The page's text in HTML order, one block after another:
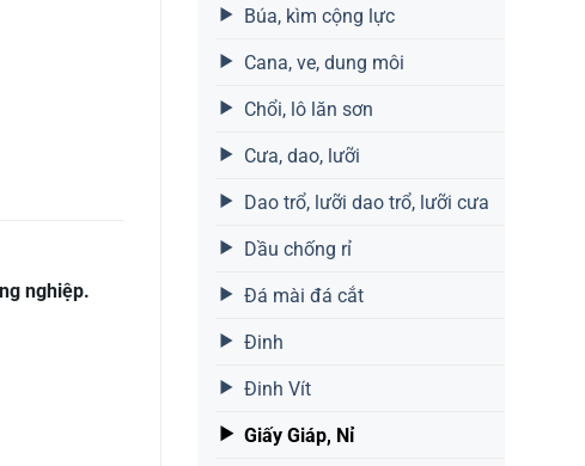
Búa, kìm cộng lực
Cana, ve, dung môi
Chổi, lô lăn sơn
Cưa, dao, lưỡi
Dao trổ, lưỡi dao trổ, lưỡi cưa
Dầu chống rỉ
Đá mài đá cắt
Đinh
Đinh Vít
Giấy Giáp, Nỉ
nghiệp.